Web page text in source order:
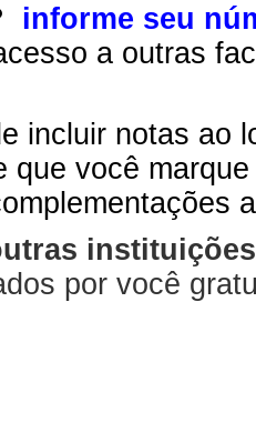
informe seu
a outras
incluir notas ao
que você
por você